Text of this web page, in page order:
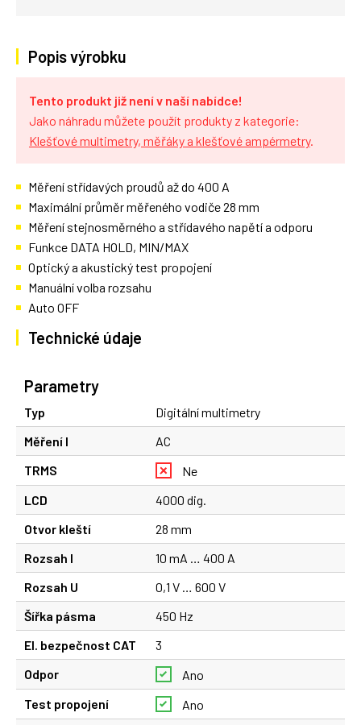
Popis výrobku
Tento produkt již není v naší nabídce!
Jako náhradu můžete použít produkty z kategorie:
Klešťové multimetry, měřáky a klešťové ampérmetry.
Měření střídavých proudů až do 400 A
Maximální průměr měřeného vodiče 28 mm
Měření stejnosměrného a střídavého napětí a odporu
Funkce DATA HOLD, MIN/MAX
Optický a akustický test propojení
Manuální volba rozsahu
Auto OFF
Technické údaje
Parametry
Typ
Digitální multimetry
Měření I
AC
TRMS
Ne
LCD
4000 dig.
Otvor kleští
28 mm
Rozsah I
10 mA … 400 A
Rozsah U
0,1 V … 600 V
Šířka pásma
450 Hz
El. bezpečnost CAT
3
Odpor
Ano
Test propojení
Ano